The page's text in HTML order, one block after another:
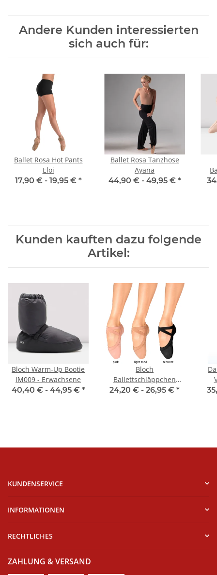
Andere Kunden interessierten
sich auch für:
Ballet Rosa Hot Pants
Eloi
17,90 € - 19,95 € *
Ballet Rosa Tanzhose
Ayana
44,90 € - 49,95 € *
Kunden kauften dazu folgende
Artikel:
Bloch Warm-Up Bootie
IM009 - Erwachsene
40,40 € - 44,95 € *
Bloch
Ballettschläppchen
S0621-L Pro Elastic -
24,20 € - 26,95 € *
KUNDENSERVICE
INFORMATIONEN
RECHTLICHES
ZAHLUNG & VERSAND